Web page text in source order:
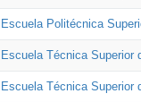
Escuela Politécnica
Escuela Técnica Superior
Escuela Técnica Superior